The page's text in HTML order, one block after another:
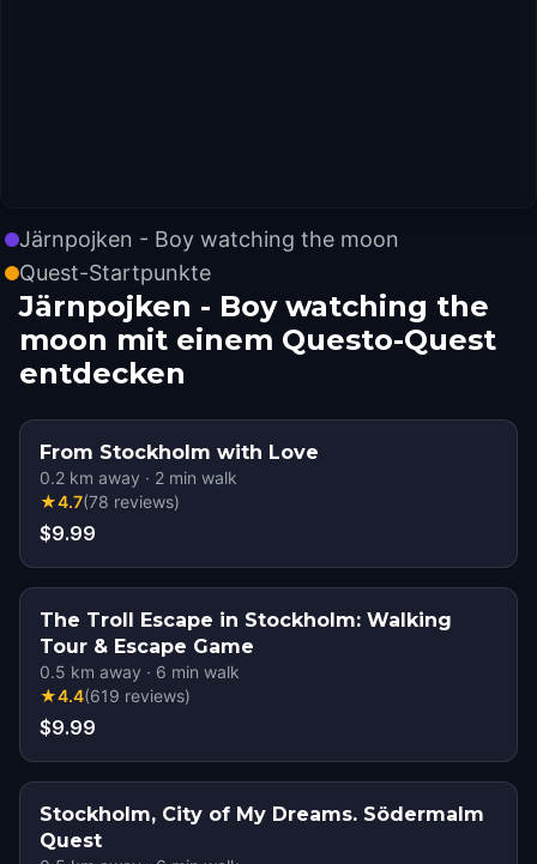
Järnpojken - Boy watching the moon
Quest-Startpunkte
Järnpojken - Boy watching the
moon mit einem Questo-Quest
entdecken
From Stockholm with Love
0.2 km away · 2 min walk
★4.7(78 reviews)
$9.99
The Troll Escape in Stockholm: Walking
Tour & Escape Game
0.5 km away · 6 min walk
★4.4(619 reviews)
$9.99
Stockholm, City of My Dreams. Södermalm
Quest